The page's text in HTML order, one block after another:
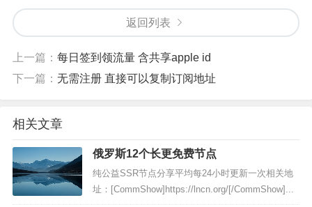
返回列表
上一篇： 每日签到领流量 含共享apple id
下一篇： 无需注册 直接可以复制订阅地址
相关文章
俄罗斯12个长更免费节点
纯公益SSR节点分享平均每24小时更新一次相关地
址：[CommShow]https://lncn.org/[/CommShow]...